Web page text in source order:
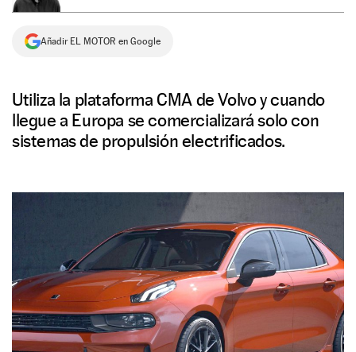
Añadir EL MOTOR en Google
Utiliza la plataforma CMA de Volvo y cuando
llegue a Europa se comercializará solo con
sistemas de propulsión electrificados.